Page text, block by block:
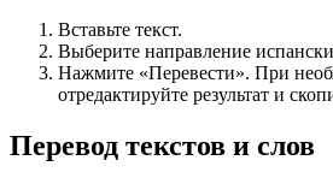
Вставьте текст.
Выберите направление
Нажмите «Перевести». При
отредактируйте результат и
Перевод текстов и слов